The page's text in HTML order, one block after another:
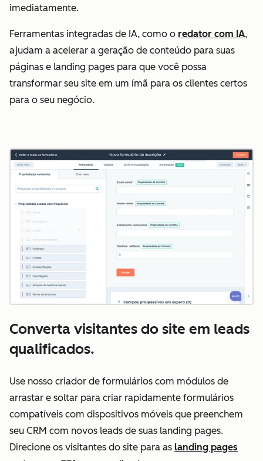
imediatamente.
Ferramentas integradas de IA, como o redator com IA,
ajudam a acelerar a geração de conteúdo para suas
páginas e landing pages para que você possa
transformar seu site em um ímã para os clientes certos
para o seu negócio.
Converta visitantes do site em leads
qualificados.
Use nosso criador de formulários com módulos de
arrastar e soltar para criar rapidamente formulários
compatíveis com dispositivos móveis que preenchem
seu CRM com novos leads de suas landing pages.
Direcione os visitantes do site para as landing pages